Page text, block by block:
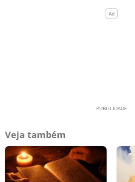
Veja também